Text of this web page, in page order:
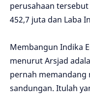
perusahaan tersebut
452,7 juta dan Laba
Membangun Indika
menurut Arsjad
pernah memandang
sandungan. Itulah